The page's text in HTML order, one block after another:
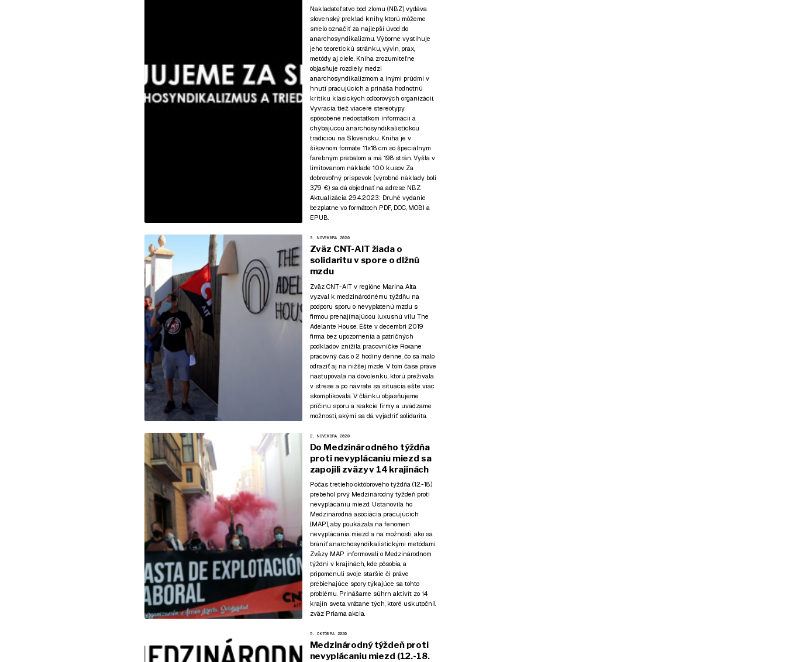
Nakladateľstvo bod zlomu (NBZ) vydáva
slovenský preklad knihy, ktorú môžeme
smelo označiť za najlepší úvod do
anarchosyndikalizmu. Výborne vystihuje
jeho teoretickú stránku, vývin, prax,
metódy aj ciele. Kniha zrozumiteľne
objasňuje rozdiely medzi
anarchosyndikalizmom a inými prúdmi v
hnutí pracujúcich a prináša hodnotnú
kritiku klasických odborových organizácií.
Vyvracia tiež viaceré stereotypy
spôsobené nedostatkom informácií a
chýbajúcou anarchosyndikalistickou
tradíciou na Slovensku. Kniha je v
šikovnom formáte 11x18 cm so špeciálnym
farebným prebalom a má 198 strán. Vyšla v
limitovanom náklade 100 kusov. Za
dobrovoľný príspevok (výrobné náklady boli
3,79 €) sa dá objednať na adrese NBZ.
Aktualizácia 29.4.2023: Druhé vydanie
bezplatne vo formátoch PDF, DOC, MOBI a
EPUB.
3. NOVEMBRA 2020
Zväz CNT-AIT žiada o
solidaritu v spore o dlžnú
mzdu
Zväz CNT-AIT v regióne Marina Alta
vyzval k medzinárodnému týždňu na
podporu sporu o nevyplatenú mzdu s
firmou prenajímajúcou luxusnú vilu The
Adelante House. Ešte v decembri 2019
firma bez upozornenia a patričných
podkladov znížila pracovníčke Roxane
pracovný čas o 2 hodiny denne, čo sa malo
odraziť aj na nižšej mzde. V tom čase práve
nastupovala na dovolenku, ktorú prežívala
v strese a po návrate sa situácia ešte viac
skomplikovala. V článku objasňujeme
príčinu sporu a reakcie firmy a uvádzame
možnosti, akými sa dá vyjadriť solidarita.
2. NOVEMBRA 2020
Do Medzinárodného týždňa
proti nevyplácaniu miezd sa
zapojili zväzy v 14 krajinách
Počas tretieho októbrového týždňa (12.-18.)
prebehol prvý Medzinárodný týždeň proti
nevyplácaniu miezd. Ustanovila ho
Medzinárodná asociácia pracujúcich
(MAP), aby poukázala na fenomén
nevyplácania miezd a na možnosti, ako sa
brániť anarchosyndikalistickými metódami.
Zväzy MAP informovali o Medzinárodnom
týždni v krajinách, kde pôsobia, a
pripomenuli svoje staršie či práve
prebiehajúce spory týkajúce sa tohto
problému. Prinášame súhrn aktivít zo 14
krajín sveta vrátane tých, ktoré uskutočnil
zväz Priama akcia.
5. OKTÓBRA 2020
Medzinárodný týždeň proti
nevyplácaniu miezd (12.-18.